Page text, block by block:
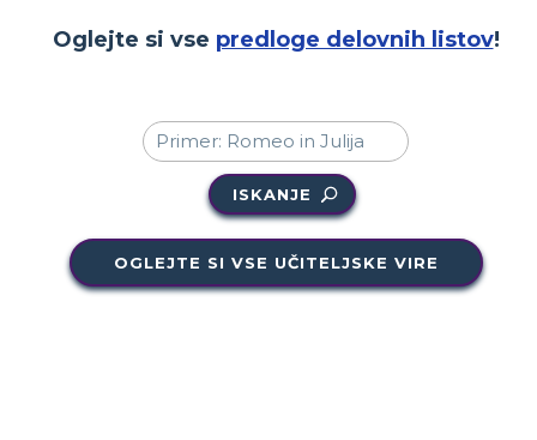
Oglejte si vse predloge delovnih listov!
ISKANJE
OGLEJTE SI VSE UČITELJSKE VIRE